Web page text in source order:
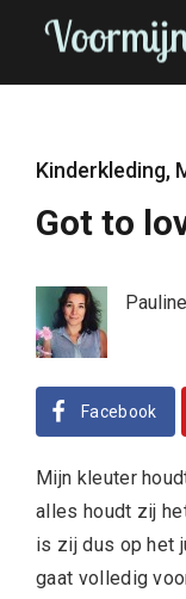
Kinderkleding,
Got to
Pauline
Facebook
Mijn kleuter
alles houdt zij
is zij dus op het
gaat volledig